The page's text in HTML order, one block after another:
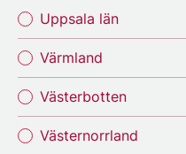
Uppsala län
Värmland
Västerbotten
Västernorrland